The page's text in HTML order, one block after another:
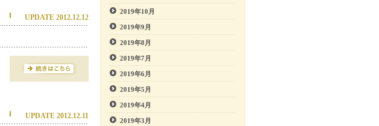
UPDATE 2012.12.12
UPDATE 2012.12.11
2019年10月
2019年9月
2019年8月
2019年7月
2019年6月
2019年5月
2019年4月
2019年3月